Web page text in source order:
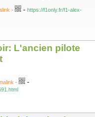
- - https://f1only.fr/f1-alex-
L'ancien pilote
- -